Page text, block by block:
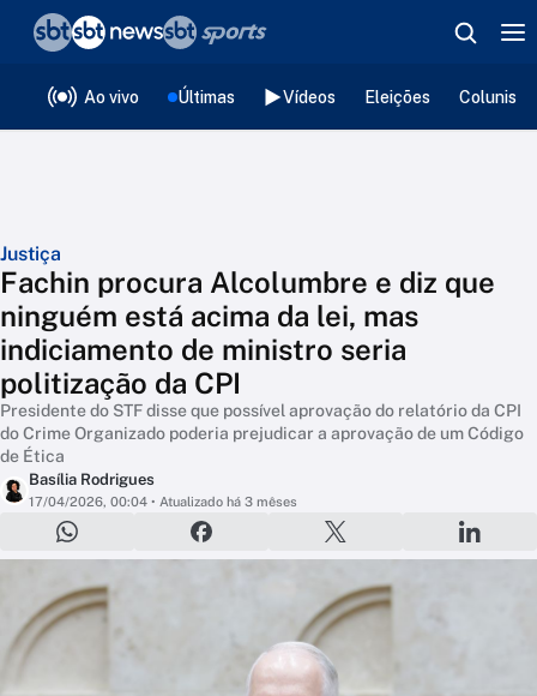
Ao vivo Últimas Vídeos Eleições
Justiça
Fachin procura Alcolumbre e diz que
ninguém está acima da lei, mas
indiciamento de ministro seria
politização da CPI
Presidente do STF disse que possível aprovação do relatório da CPI
do Crime Organizado poderia prejudicar a aprovação de um Código
de Ética
Basília Rodrigues
17/04/2026, 00:04 • Atualizado há 3 mêses
❮voltar
Editorias